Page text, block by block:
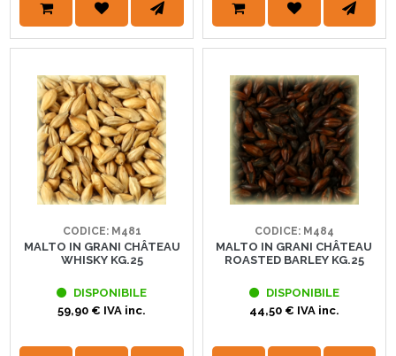
CODICE: M481
MALTO IN GRANI CHÂTEAU
WHISKY KG.25
DISPONIBILE
59,90 € IVA inc.
CODICE: M484
MALTO IN GRANI CHÂTEAU
ROASTED BARLEY KG.25
DISPONIBILE
44,50 € IVA inc.